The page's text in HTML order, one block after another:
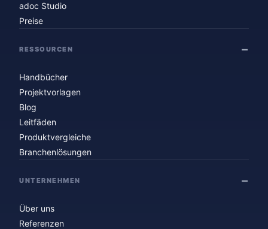
adoc Studio
Preise
RESSOURCEN
Handbücher
Projektvorlagen
Blog
Leitfäden
Produktvergleiche
Branchenlösungen
UNTERNEHMEN
Über uns
Referenzen